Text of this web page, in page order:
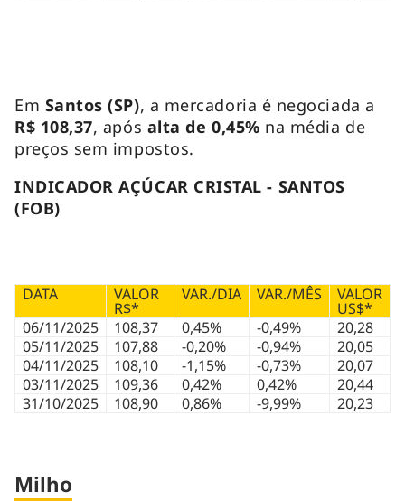
Em Santos (SP), a mercadoria é negociada a
R$ 108,37, após alta de 0,45% na média de
preços sem impostos.
INDICADOR AÇÚCAR CRISTAL - SANTOS
(FOB)
DATA VALOR
R$*
VAR./DIA VAR./MÊS VALOR
US$*
06/11/2025
108,37 0,45% -0,49%
20,28
05/11/2025
107,88 -0,20% -0,94%
20,05
04/11/2025
108,10 -1,15% -0,73%
20,07
03/11/2025
109,36 0,42% 0,42%
20,44
31/10/2025
108,90 0,86% -9,99% 20,23
Milho